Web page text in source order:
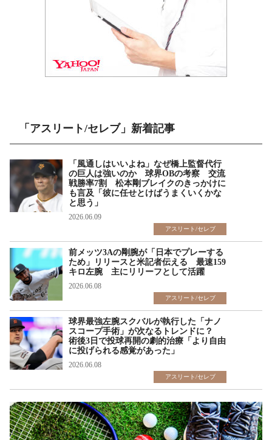
「アスリート/セレブ」新着記事
「風通しはいいよね」なぜ橋上監督代行
の巨人は強いのか 球界OBの考察 交流
戦勝率7割 松本剛ブレイクのきっかけに
も言及「彼に任せとけばうまくいくかな
と思う」
2026.06.09
アスリート/セレブ
前メッツ3Aの剛腕が「日本でプレーする
ため」リリースと米記者伝える 最速159
キロ左腕 主にリリーフとして活躍
2026.06.08
アスリート/セレブ
球界最強左腕スクバルが執行した「ナノ
スコープ手術」が次なるトレンドに？
術後3日で投球再開の劇的治療「より自由
に投げられる感覚があった」
2026.06.08
アスリート/セレブ